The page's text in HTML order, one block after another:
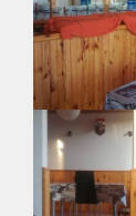
Huisgenoten:
Geslacht